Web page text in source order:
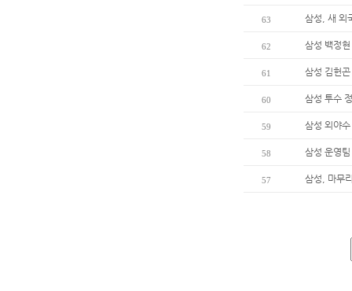
63 삼성, 새 외
62 삼성 백정
61 삼성 김헌
60 삼성 투수
59 삼성 외야
58 삼성 운영
57 삼성, 마무